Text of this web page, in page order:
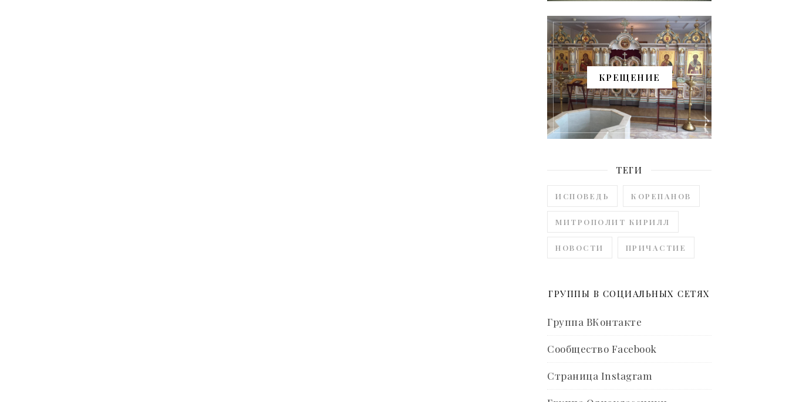
КРЕЩЕНИЕ
ТЕГИ
ИСПОВЕДЬ КОРЕПАНОВ
МИТРОПОЛИТ КИРИЛЛ
НОВОСТИ ПРИЧАСТИЕ
ГРУППЫ В СОЦИАЛЬНЫХ СЕТЯХ
Группа ВКонтакте
Сообщество Facebook
Страница Instagram